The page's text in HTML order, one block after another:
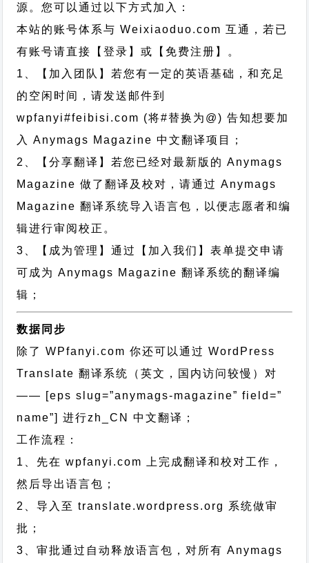
源。您可以通过以下方式加入：
本站的账号体系与Weixiaoduo.com 互通，若已
有账号请直接【登录】或【免费注册】。
1、【加入团队】若您有一定的英语基础，和充足
的空闲时间，请发送邮件到
wpfanyi#feibisi.com (将#替换为@) 告知想要加
入 Anymags Magazine 中文翻译项目；
2、【分享翻译】若您已经对最新版的 Anymags
Magazine 做了翻译及校对，请通过 Anymags
Magazine 翻译系统导入语言包，以便志愿者和编
辑进行审阅校正。
3、【成为管理】通过【加入我们】表单提交申请
可成为 Anymags Magazine 翻译系统的翻译编
辑；
数据同步
除了 WPfanyi.com 你还可以通过WordPress
Translate 翻译系统（英文，国内访问较慢）对
—— [eps slug=”anymags-magazine” field=”
name”]进行zh_CN
中文翻译；
工作流程：
1、先在 wpfanyi.com 上完成翻译和校对工作，
然后导出语言包；
2、导入至 translate.wordpress.org 系统做审
批；
3、审批通过自动释放语言包，对所有 Anymags